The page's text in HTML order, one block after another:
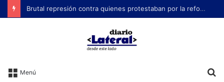
Brutal represión contra quienes protestaban por la reforma laboral de Milei
Menú